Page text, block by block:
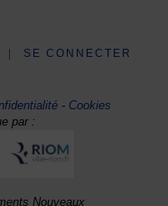
SE CONNECTER
- Cookies
par :
Nouveaux